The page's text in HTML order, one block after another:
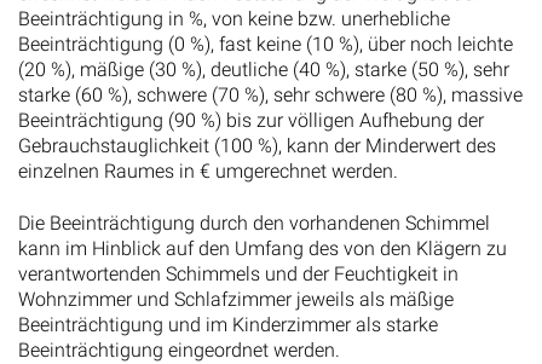
Beeinträchtigung in %, von keine bzw. unerhebliche
Beeinträchtigung (0 %), fast keine (10 %), über noch leichte
(20 %), mäßige (30 %), deutliche (40 %), starke (50 %), sehr
starke (60 %), schwere (70 %), sehr schwere (80 %), massive
Beeinträchtigung (90 %) bis zur völligen Aufhebung der
Gebrauchstauglichkeit (100 %), kann der Minderwert des
einzelnen Raumes in € umgerechnet werden.
Die Beeinträchtigung durch den vorhandenen Schimmel
kann im Hinblick auf den Umfang des von den Klägern zu
verantwortenden Schimmels und der Feuchtigkeit in
Wohnzimmer und Schlafzimmer jeweils als mäßige
Beeinträchtigung und im Kinderzimmer als starke
Beeinträchtigung eingeordnet werden.